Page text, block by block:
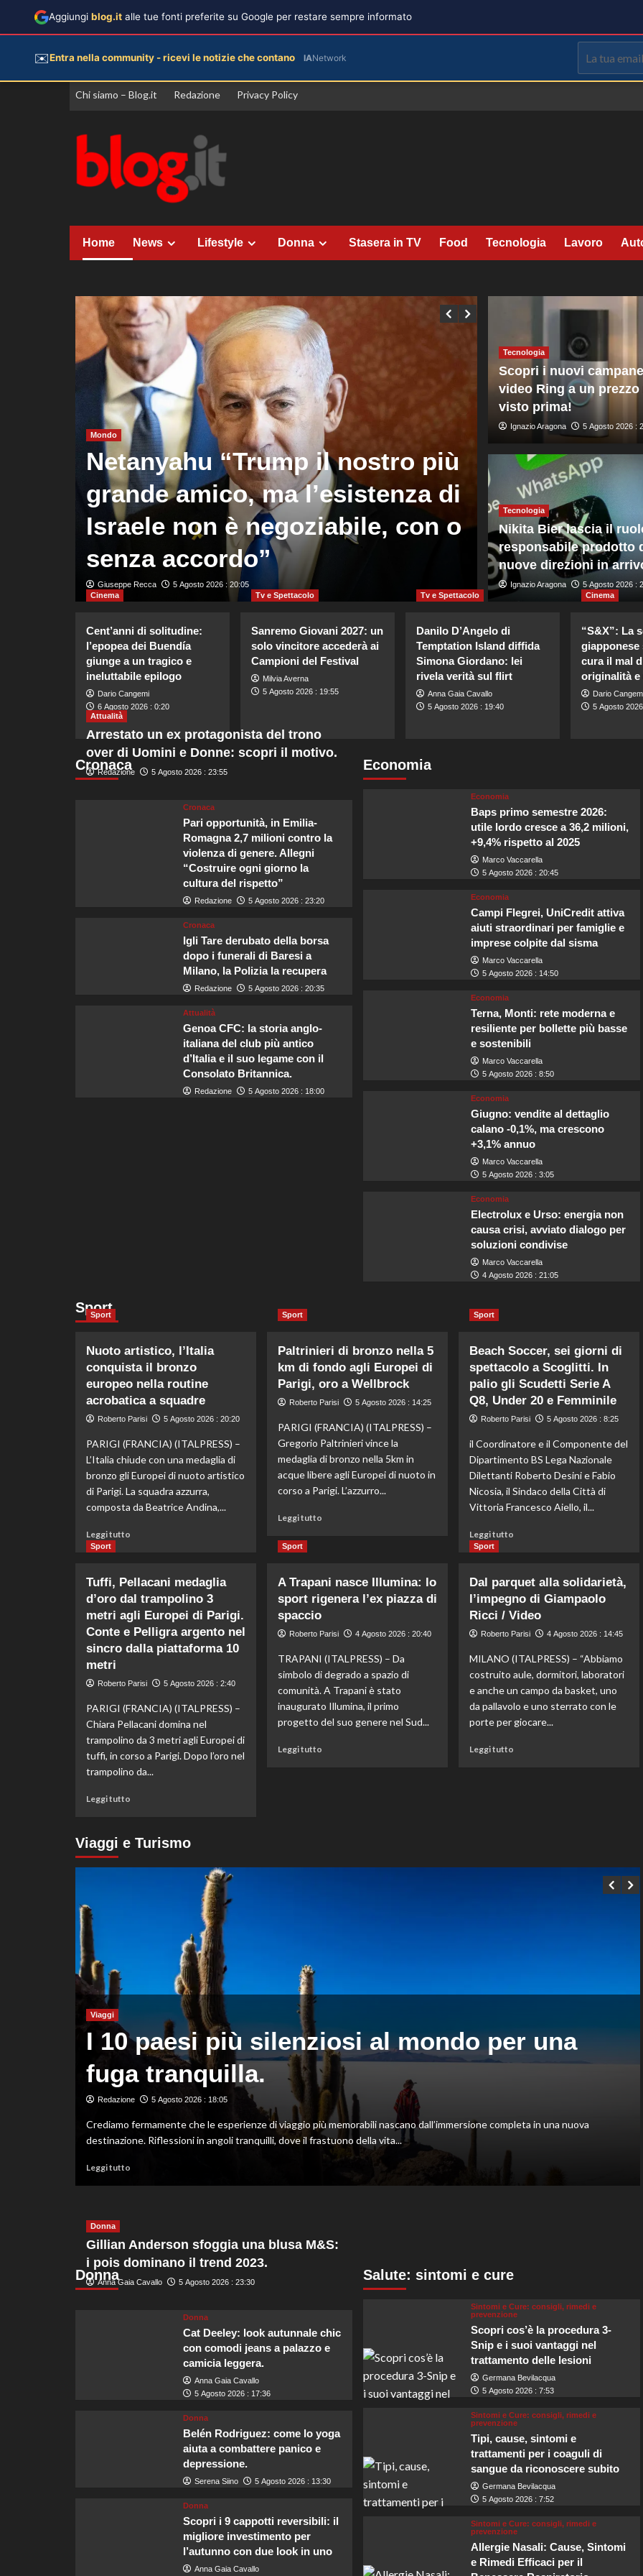
Vai
Chi siamo – Blog.it Redazione Privacy Policy
Home News Lifestyle Donna Stasera in TV Food Tecnologia Lavoro
Mondo
Netanyahu “Trump il nostro più
grande amico, ma l’esistenza di
Israele non è negoziabile, con o
senza accordo”
Giuseppe Recca 5 Agosto 2026 : 20:05
Mondo
Drone con
vicino a un
Giuseppe Recca 5 Agosto 2026 :
Tecnologia
Scopri i nuovi
video Ring a un prezzo
visto prima!
Ignazio Aragona 5 Agosto 2026 :
Tecnologia
Nikita Bier lascia il
responsabile prodotto
nuove direzioni in
Ignazio Aragona 5 Agosto 2026 :
Cinema
Cent’anni di solitudine:
l’epopea dei Buendía
giunge a un tragico e
ineluttabile epilogo
Dario Cangemi
6 Agosto 2026 : 0:20
Tv e Spettacolo
Sanremo Giovani 2027: un
solo vincitore accederà ai
Campioni del Festival
Milvia Averna
5 Agosto 2026 : 19:55
Tv e Spettacolo
Danilo D’Angelo di
Temptation Island diffida
Simona Giordano: lei
rivela verità sul flirt
Anna Gaia Cavallo
5 Agosto 2026 : 19:40
Cinema
“S&X”: La
giapponese
cura il mal
originalità e
Dario
5 Agosto
Cronaca
Attualità
Arrestato un ex protagonista del trono
over di Uomini e Donne: scopri il motivo.
Redazione 5 Agosto 2026 : 23:55
Cronaca
Pari opportunità, in Emilia-
Romagna 2,7 milioni contro la
violenza di genere. Allegni
“Costruire ogni giorno la
cultura del rispetto”
Redazione 5 Agosto 2026 : 23:20
Cronaca
Igli Tare derubato della borsa
dopo i funerali di Baresi a
Milano, la Polizia la recupera
Redazione 5 Agosto 2026 : 20:35
Attualità
Genoa CFC: la storia anglo-
italiana del club più antico
d’Italia e il suo legame con il
Consolato Britannica.
Redazione 5 Agosto 2026 : 18:00
Economia
Economia
Baps primo semestre 2026:
utile lordo cresce a 36,2 milioni,
+9,4% rispetto al 2025
Marco Vaccarella
5 Agosto 2026 : 20:45
Economia
Campi Flegrei, UniCredit attiva
aiuti straordinari per famiglie e
imprese colpite dal sisma
Marco Vaccarella
5 Agosto 2026 : 14:50
Economia
Terna, Monti: rete moderna e
resiliente per bollette più basse
e sostenibili
Marco Vaccarella
5 Agosto 2026 : 8:50
Economia
Giugno: vendite al dettaglio
calano -0,1%, ma crescono
+3,1% annuo
Marco Vaccarella
5 Agosto 2026 : 3:05
Economia
Electrolux e Urso: energia non
causa crisi, avviato dialogo per
soluzioni condivise
Marco Vaccarella
4 Agosto 2026 : 21:05
Sport
Sport
Nuoto artistico, l’Italia
conquista il bronzo
europeo nella routine
acrobatica a squadre
Roberto Parisi 5 Agosto 2026 : 20:20
PARIGI (FRANCIA) (ITALPRESS) –
L’Italia chiude con una medaglia di
bronzo gli Europei di nuoto artistico
di Parigi. La squadra azzurra,
composta da Beatrice Andina,...
Leggi tuttoLeggi
Nuoto
artistico,
l’Italia
conquista
il
bronzo
nella
acrobatica
a
squadre
Sport
Paltrinieri di bronzo nella 5
km di fondo agli Europei di
Parigi, oro a Wellbrock
Roberto Parisi 5 Agosto 2026 : 14:25
PARIGI (FRANCIA) (ITALPRESS) –
Gregorio Paltrinieri vince la
medaglia di bronzo nella 5km in
acque libere agli Europei di nuoto in
corso a Parigi. L’azzurro...
Leggi tuttoLeggi
di
bronzo
km
di
fondo
agli
Europei
di
Parigi,
a
Sport
Beach Soccer, sei giorni di
spettacolo a Scoglitti. In
palio gli Scudetti Serie A
Q8, Under 20 e Femminile
Roberto Parisi 5 Agosto 2026 : 8:25
il Coordinatore e il Componente del
Dipartimento BS Lega Nazionale
Dilettanti Roberto Desini e Fabio
Nicosia, il Sindaco della Città di
Vittoria Francesco Aiello, il...
Leggi tutto
Beach
Soccer,
sei
giorni
spettacolo
Scoglitti.
In
palio
gli
Sport
Tuffi, Pellacani medaglia
d’oro dal trampolino 3
metri agli Europei di Parigi.
Conte e Pelligra argento nel
sincro dalla piattaforma 10
metri
Roberto Parisi 5 Agosto 2026 : 2:40
PARIGI (FRANCIA) (ITALPRESS) –
Chiara Pellacani domina nel
trampolino da 3 metri agli Europei di
tuffi, in corso a Parigi. Dopo l’oro nel
trampolino da...
Leggi tuttoLeggi
su
Tuffi,
Pellacani
Pelligra
argento
nel
sincro
dalla
10
metri
Sport
A Trapani nasce Illumina: lo
sport rigenera l’ex piazza di
spaccio
Roberto Parisi 4 Agosto 2026 : 20:40
TRAPANI (ITALPRESS) – Da
simbolo di degrado a spazio di
comunità. A Trapani è stato
inaugurato Illumina, il primo
progetto del suo genere nel Sud...
Leggi tuttoLeggi
sport
Sport
Dal parquet alla solidarietà,
l’impegno di Giampaolo
Ricci / Video
Roberto Parisi 4 Agosto 2026 : 14:45
MILANO (ITALPRESS) – “Abbiamo
costruito aule, dormitori, laboratori
e anche un campo da basket, uno
da pallavolo e uno sterrato con le
porte per giocare...
Leggi tutto
di
Viaggi e Turismo
Viaggi
I 10 paesi più silenziosi al mondo per una
fuga tranquilla.
Redazione 5 Agosto 2026 : 18:05
Crediamo fermamente che le esperienze di viaggio più memorabili nascano dall’immersione completa in una nuova
destinazione. Riflessioni in angoli tranquilli, dove il frastuono della vita...
Leggi tuttoLeggi
paesi
più
al
Donna
Donna
Gillian Anderson sfoggia una blusa M&S:
i pois dominano il trend 2023.
Anna Gaia Cavallo 5 Agosto 2026 : 23:30
Donna
Cat Deeley: look autunnale chic
con comodi jeans a palazzo e
camicia leggera.
Anna Gaia Cavallo
5 Agosto 2026 : 17:36
Donna
Belén Rodriguez: come lo yoga
aiuta a combattere panico e
depressione.
Serena Siino 5 Agosto 2026 : 13:30
Donna
Scopri i 9 cappotti reversibili: il
migliore investimento per
l’autunno con due look in uno
Anna Gaia Cavallo
Salute: sintomi e cure
Sintomi e Cure: consigli, rimedi e
prevenzione
Scopri cos’è la procedura 3-
Snip e i suoi vantaggi nel
trattamento delle lesioni
Germana Bevilacqua
5 Agosto 2026 : 7:53
Sintomi e Cure: consigli, rimedi e
prevenzione
Tipi, cause, sintomi e
trattamenti per i coaguli di
sangue da riconoscere subito
Germana Bevilacqua
5 Agosto 2026 : 7:52
Sintomi e Cure: consigli, rimedi e
prevenzione
Allergie Nasali: Cause, Sintomi
e Rimedi Efficaci per il
Aggiungi blog.it alle tue fonti preferite su Google per restare sempre informato
✉️Entra nella community - ricevi le notizie che contano IANetwork